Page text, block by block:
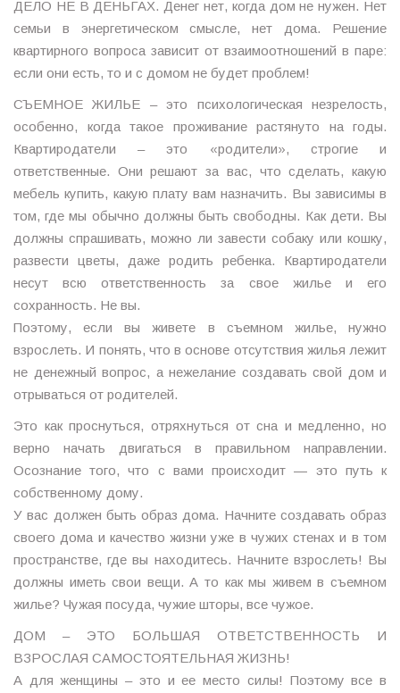
ДЕЛО НЕ В ДЕНЬГАХ. Денег нет, когда дом не нужен. Нет
семьи в энергетическом смысле, нет дома. Решение
квартирного вопроса зависит от взаимоотношений в паре:
если они есть, то и с домом не будет проблем!
СЪЕМНОЕ ЖИЛЬЕ – это психологическая незрелость,
особенно, когда такое проживание растянуто на годы.
Квартиродатели – это «родители», строгие и
ответственные. Они решают за вас, что сделать, какую
мебель купить, какую плату вам назначить. Вы зависимы в
том, где мы обычно должны быть свободны. Как дети. Вы
должны спрашивать, можно ли завести собаку или кошку,
развести цветы, даже родить ребенка. Квартиродатели
несут всю ответственность за свое жилье и его
сохранность. Не вы.
Поэтому, если вы живете в съемном жилье, нужно
взрослеть. И понять, что в основе отсутствия жилья лежит
не денежный вопрос, а нежелание создавать свой дом и
отрываться от родителей.
Это как проснуться, отряхнуться от сна и медленно, но
верно начать двигаться в правильном направлении.
Осознание того, что с вами происходит — это путь к
собственному дому.
У вас должен быть образ дома. Начните создавать образ
своего дома и качество жизни уже в чужих стенах и в том
пространстве, где вы находитесь. Начните взрослеть! Вы
должны иметь свои вещи. А то как мы живем в съемном
жилье? Чужая посуда, чужие шторы, все чужое.
ДОМ – ЭТО БОЛЬШАЯ ОТВЕТСТВЕННОСТЬ И
ВЗРОСЛАЯ САМОСТОЯТЕЛЬНАЯ ЖИЗНЬ!
А для женщины – это и ее место силы! Поэтому все в